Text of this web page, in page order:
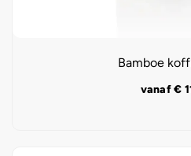
Bamboe
vanaf€